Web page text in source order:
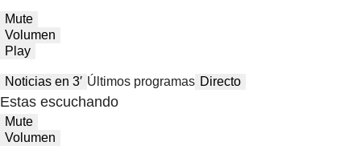
Mute
Volumen
Play
Noticias en 3′ Últimos programas Directo
Estas escuchando
Mute
Volumen